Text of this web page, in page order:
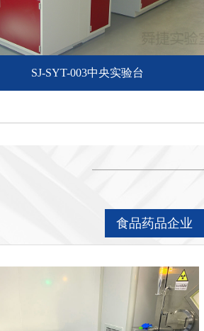
SJ-SYT-003中央实验台
食品药品企业